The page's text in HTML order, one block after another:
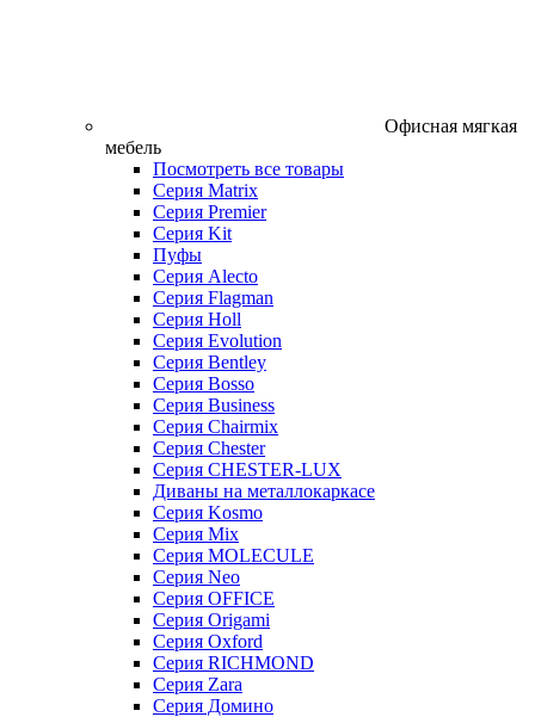
Офисная мягкая
мебель
Посмотреть все товары
Серия Matrix
Серия Premier
Серия Kit
Пуфы
Серия Alecto
Серия Flagman
Серия Holl
Серия Evolution
Серия Bentley
Серия Bosso
Серия Business
Серия Chairmix
Серия Chester
Серия CHESTER-LUX
Диваны на металлокаркасе
Серия Kosmo
Серия Mix
Серия MOLECULE
Серия Neo
Серия OFFICE
Серия Origami
Серия Oxford
Серия RICHMOND
Серия Zara
Серия Домино